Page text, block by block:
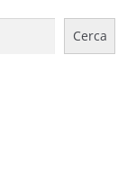
Cerca